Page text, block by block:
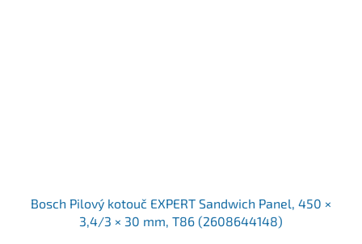
Bosch Pilový kotouč EXPERT Sandwich Panel, 450 ×
3,4/3 × 30 mm, T86 (2608644148)